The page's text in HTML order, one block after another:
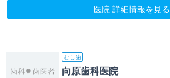
医院 詳細情報を見る
むし歯
向原歯科医院